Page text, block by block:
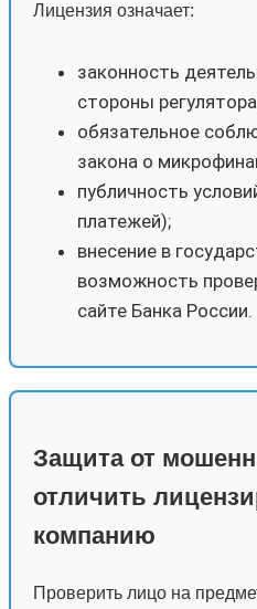
Лицензия означает:
законность
стороны
обязательное
закона о
публичность
платежей);
внесение в
возможность
сайте Банка России.
Защита от
отличить
компанию
Проверить лицо на